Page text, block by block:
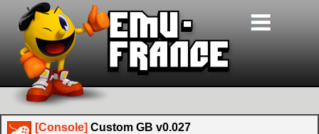
[Console] Custom GB v0.027